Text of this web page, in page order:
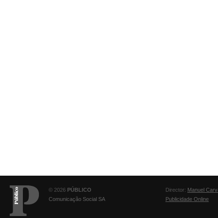
© 2026 PÚBLICO
Comunicação Social SA
Director: Manuel
Publicidade Online